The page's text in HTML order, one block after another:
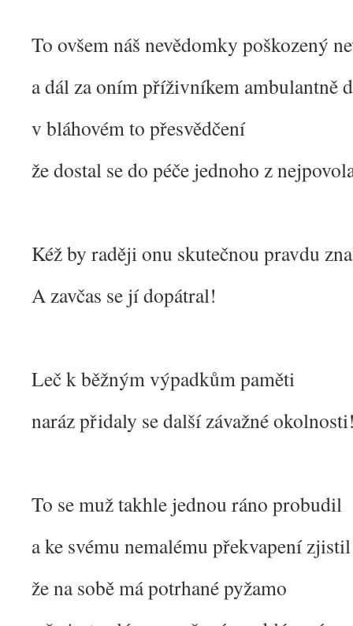
To ovšem náš nevědomky poškozený
a dál za oním příživníkem ambulantně
v bláhovém to přesvědčení
že dostal se do péče jednoho z
Kéž by raději onu skutečnou pravdu
A zavčas se jí dopátral!
Leč k běžným výpadkům paměti
naráz přidaly se další závažné
To se muž takhle jednou ráno probudil
a ke svému nemalému překvapení zjistil
že na sobě má potrhané pyžamo